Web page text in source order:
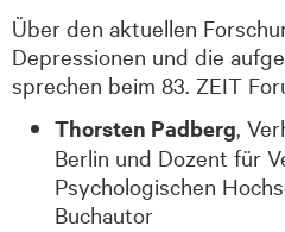
Über den aktuellen
Depressionen und die
sprechen beim 83. ZEIT
Thorsten Padberg,
Berlin und Dozent für
Psychologischen
Buchautor